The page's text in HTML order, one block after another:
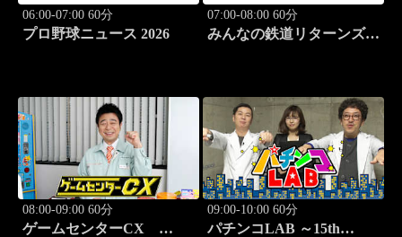
06:00-07:00 60分
プロ野球ニュース 2026
07:00-08:00 60分
みんなの鉄道リターンズ
08:00-09:00 60分
ゲームセンターCX
09:00-10:00 60分
パチンコLAB ～15th